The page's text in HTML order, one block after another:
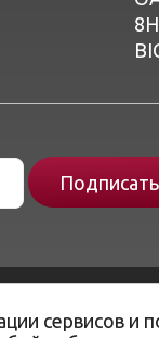
8Н,
сервисов и